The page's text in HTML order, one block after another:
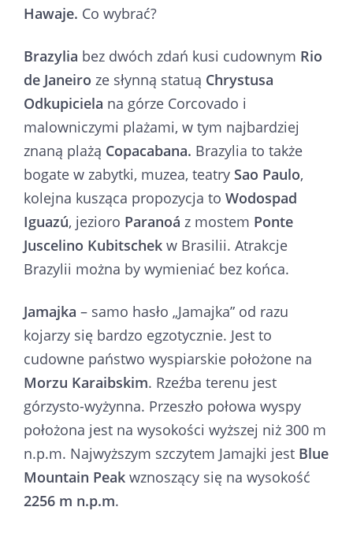
Hawaje. Co wybrać?
Brazylia bez dwóch zdań kusi cudownym Rio
de Janeiro ze słynną statuą Chrystusa
Odkupiciela na górze Corcovado i
malowniczymi plażami, w tym najbardziej
znaną plażą Copacabana. Brazylia to także
bogate w zabytki, muzea, teatry Sao Paulo,
kolejna kusząca propozycja to Wodospad
Iguazú, jezioro Paranoá z mostem Ponte
Juscelino Kubitschek w Brasilii. Atrakcje
Brazylii można by wymieniać bez końca.
Jamajka – samo hasło „Jamajka” od razu
kojarzy się bardzo egzotycznie. Jest to
cudowne państwo wyspiarskie położone na
Morzu Karaibskim. Rzeźba terenu jest
górzysto-wyżynna. Przeszło połowa wyspy
położona jest na wysokości wyższej niż 300 m
n.p.m. Najwyższym szczytem Jamajki jest Blue
Mountain Peak wznoszący się na wysokość
2256 m n.p.m.